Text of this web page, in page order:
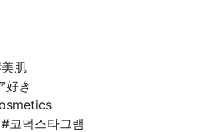
肌
好き
코덕스타그램